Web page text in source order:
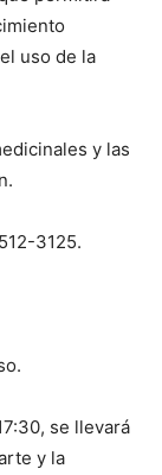
uso de la
y las
3125.
se llevará
y la